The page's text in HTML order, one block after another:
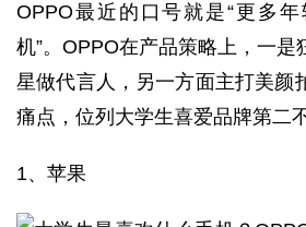
OPPO最近的口号就是“更多
机”。OPPO在产品策略上，一是
星做代言人，另一方面主打美颜
痛点，位列大学生喜爱品牌第二
1、苹果